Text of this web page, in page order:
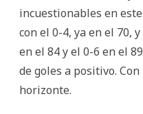
incuestionables en
con el 0-4, ya en el 70,
en el 84 y el 0-6 en el
de goles a positivo.
horizonte.